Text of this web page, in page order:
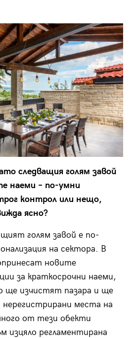
следващия голям завой
наеми – по-умни
контрол или нещо,
ясно?
голям завой е по-
на сектора. В
новите
за краткосрочни наеми,
ще изчистят пазара и ще
нерегистрирани места на
от тези обекти
изцяло регламентирана